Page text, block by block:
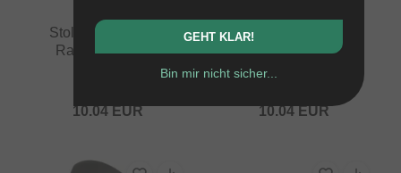
Stolen BMX "Male
Rampage" Front
10.04EUR
Stolen BMX "Female
Rampage" Front
Hubguard
10.04EUR
GEHT KLAR!
Bin mir nicht sicher...